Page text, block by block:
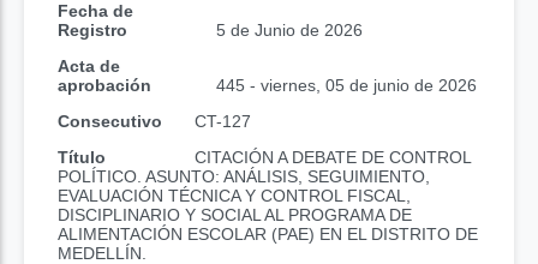
Fecha de
Registro
5 de Junio de 2026
Acta de
aprobación
445 - viernes, 05 de junio de 2026
Consecutivo
CT-127
Título
CITACIÓN A DEBATE DE CONTROL
POLÍTICO. ASUNTO: ANÁLISIS, SEGUIMIENTO,
EVALUACIÓN TÉCNICA Y CONTROL FISCAL,
DISCIPLINARIO Y SOCIAL AL PROGRAMA DE
ALIMENTACIÓN ESCOLAR (PAE) EN EL DISTRITO DE
MEDELLÍN.